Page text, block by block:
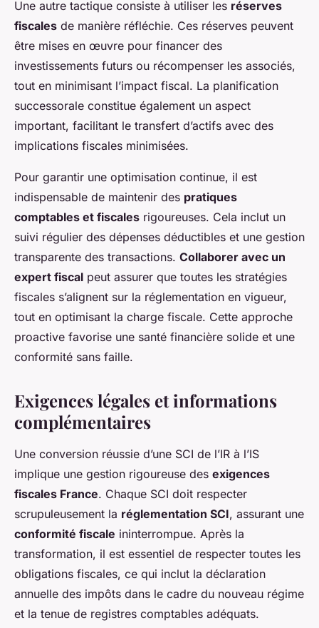
Une autre tactique consiste à utiliser les réserves
fiscales de manière réfléchie. Ces réserves peuvent
être mises en œuvre pour financer des
investissements futurs ou récompenser les associés,
tout en minimisant l’impact fiscal. La planification
successorale constitue également un aspect
important, facilitant le transfert d’actifs avec des
implications fiscales minimisées.
Pour garantir une optimisation continue, il est
indispensable de maintenir des pratiques
comptables et fiscales rigoureuses. Cela inclut un
suivi régulier des dépenses déductibles et une gestion
transparente des transactions. Collaborer avec un
expert fiscal peut assurer que toutes les stratégies
fiscales s’alignent sur la réglementation en vigueur,
tout en optimisant la charge fiscale. Cette approche
proactive favorise une santé financière solide et une
conformité sans faille.
Exigences légales et informations
complémentaires
Une conversion réussie d’une SCI de l’IR à l’IS
implique une gestion rigoureuse des exigences
fiscales France. Chaque SCI doit respecter
scrupuleusement la réglementation SCI, assurant une
conformité fiscale ininterrompue. Après la
transformation, il est essentiel de respecter toutes les
obligations fiscales, ce qui inclut la déclaration
annuelle des impôts dans le cadre du nouveau régime
et la tenue de registres comptables adéquats.